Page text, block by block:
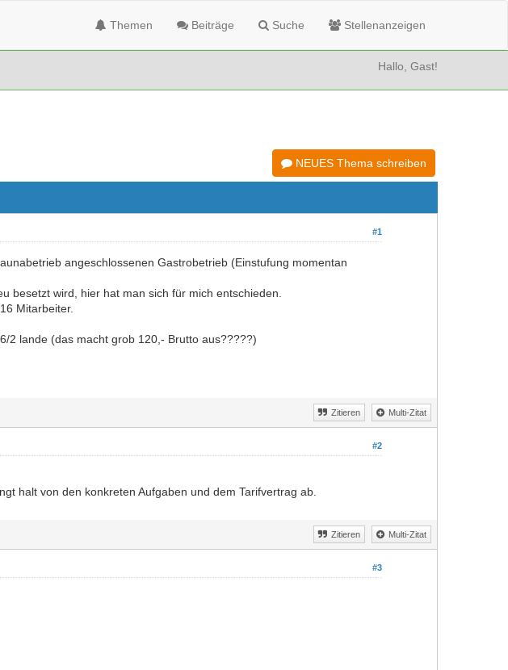
Themen Beiträge Suche Stellenanzeigen
Hallo, Gast!
NEUES Thema schreiben
#1
angeschlossenen Gastrobetrieb (Einstufung momentan
besetzt wird, hier hat man sich für mich entschieden.
Mitarbeiter.
2 lande (das macht grob 120,- Brutto aus?????)
Zitieren Multi-Zitat
#2
halt von den konkreten Aufgaben und dem Tarifvertrag ab.
Zitieren Multi-Zitat
#3